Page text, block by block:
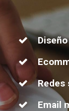
Redes
Email